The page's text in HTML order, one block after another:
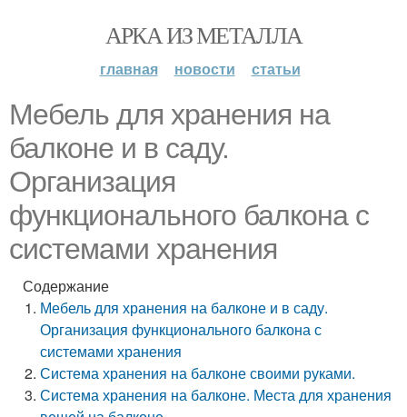
АРКА ИЗ МЕТАЛЛА
главная новости статьи
Мебель для хранения на
балконе и в саду.
Организация
функционального балкона с
системами хранения
Содержание
Мебель для хранения на балконе и в саду.
Организация функционального балкона с
системами хранения
Система хранения на балконе своими руками.
Система хранения на балконе. Места для хранения